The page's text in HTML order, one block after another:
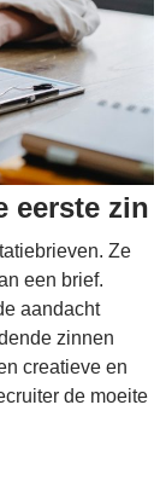
eerste zin
Ze
een brief.
aandacht
zinnen
creatieve en
de moeite